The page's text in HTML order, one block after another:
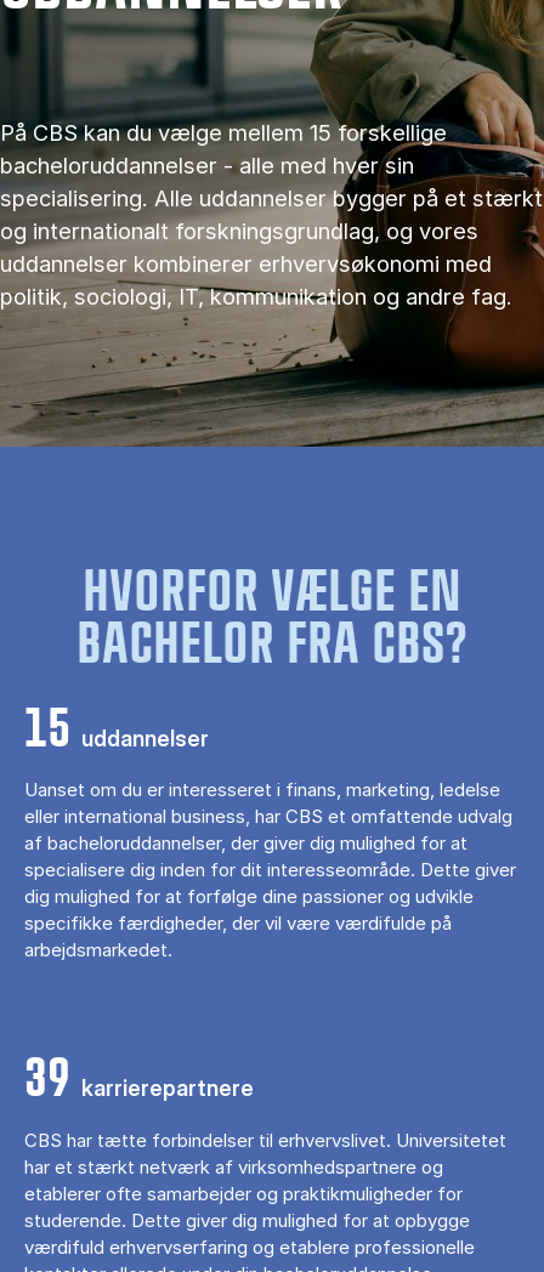
På CBS kan du vælge mellem 15 forskellige
bacheloruddannelser - alle med hver sin
specialisering. Alle uddannelser bygger på et stærkt
og internationalt forskningsgrundlag, og vores
uddannelser kombinerer erhvervsøkonomi med
politik, sociologi, IT, kommunikation og andre fag.
HVORFOR VÆLGE EN
BACHELOR FRA CBS?
15 uddannelser
Uanset om du er interesseret i finans, marketing, ledelse
eller international business, har CBS et omfattende udvalg
af bacheloruddannelser, der giver dig mulighed for at
specialisere dig inden for dit interesseområde. Dette giver
dig mulighed for at forfølge dine passioner og udvikle
specifikke færdigheder, der vil være værdifulde på
arbejdsmarkedet.
39 karrierepartnere
CBS har tætte forbindelser til erhvervslivet. Universitetet
har et stærkt netværk af virksomhedspartnere og
etablerer ofte samarbejder og praktikmuligheder for
studerende. Dette giver dig mulighed for at opbygge
værdifuld erhvervserfaring og etablere professionelle